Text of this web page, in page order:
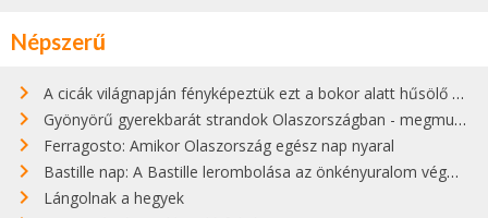
Népszerű
A cicák világnapján fényképeztük ezt a bokor alatt hűsölő cicát Kisorosziban
Gyönyörű gyerekbarát strandok Olaszországban - megmutatjuk a 15 legjobbat
Ferragosto: Amikor Olaszország egész nap nyaral
Bastille nap: A Bastille lerombolása az önkényuralom végét jelentette
Lángolnak a hegyek